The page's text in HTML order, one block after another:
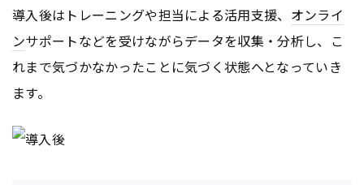
導入後はトレーニングや担当による活用支援、 オンライ
ンサポートなどを受けながらデータを収集・分析し、こ
れまで気づかなかったことに気づく状態へとなっていき
ます。